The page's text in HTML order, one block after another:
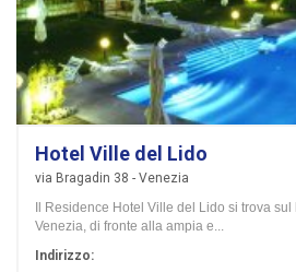
Hotel Ville del Lido
via Bragadin 38 - Venezia
Il Residence Hotel Ville del Lido si trova
Venezia, di fronte alla ampia e...
Indirizzo: